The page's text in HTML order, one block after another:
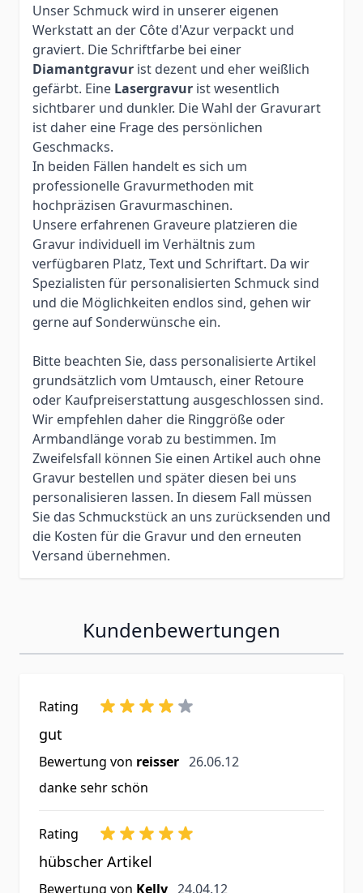
Unser Schmuck wird in unserer eigenen
Werkstatt an der Côte d'Azur verpackt und
graviert. Die Schriftfarbe bei einer
Diamantgravur ist dezent und eher weißlich
gefärbt. Eine Lasergravur ist wesentlich
sichtbarer und dunkler. Die Wahl der Gravurart
ist daher eine Frage des persönlichen
Geschmacks.
In beiden Fällen handelt es sich um
professionelle Gravurmethoden mit
hochpräzisen Gravurmaschinen.
Unsere erfahrenen Graveure platzieren die
Gravur individuell im Verhältnis zum
verfügbaren Platz, Text und Schriftart. Da wir
Spezialisten für personalisierten Schmuck sind
und die Möglichkeiten endlos sind, gehen wir
gerne auf Sonderwünsche ein.
Bitte beachten Sie, dass personalisierte Artikel
grundsätzlich vom Umtausch, einer Retoure
oder Kaufpreiserstattung ausgeschlossen sind.
Wir empfehlen daher die Ringgröße oder
Armbandlänge vorab zu bestimmen. Im
Zweifelsfall können Sie einen Artikel auch ohne
Gravur bestellen und später diesen bei uns
personalisieren lassen. In diesem Fall müssen
Sie das Schmuckstück an uns zurücksenden und
die Kosten für die Gravur und den erneuten
Versand übernehmen.
Kundenbewertungen
Rating
gut
Bewertung von reisser 26. Juni 2012
26.06.12
danke sehr schön
Rating
hübscher Artikel
Bewertung von Kelly 24. April 2012
24.04.12